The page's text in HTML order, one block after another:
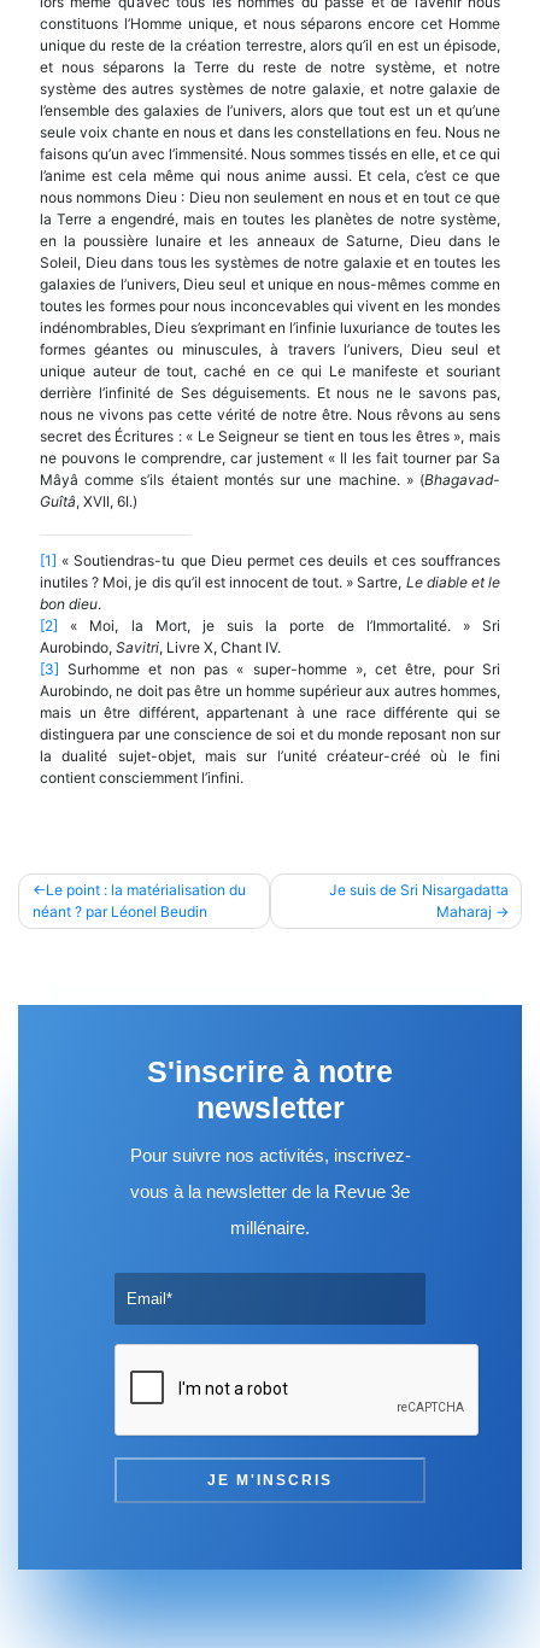
constituons l’Homme unique, et nous séparons encore cet Homme
unique du reste de la création terrestre, alors qu’il en est un épisode,
et nous séparons la Terre du reste de notre système, et notre
système des autres systèmes de notre galaxie, et notre galaxie de
l’ensemble des galaxies de l’univers, alors que tout est un et qu’une
seule voix chante en nous et dans les constellations en feu. Nous ne
faisons qu’un avec l’immensité. Nous sommes tissés en elle, et ce qui
l’anime est cela même qui nous anime aussi. Et cela, c’est ce que
nous nommons Dieu : Dieu non seulement en nous et en tout ce que
la Terre a engendré, mais en toutes les planètes de notre système,
en la poussière lunaire et les anneaux de Saturne, Dieu dans le
Soleil, Dieu dans tous les systèmes de notre galaxie et en toutes les
galaxies de l’univers, Dieu seul et unique en nous-mêmes comme en
toutes les formes pour nous inconcevables qui vivent en les mondes
indénombrables, Dieu s’exprimant en l’infinie luxu­riance de toutes les
formes géantes ou minuscules, à travers l’univers, Dieu seul et
unique auteur de tout, caché en ce qui Le manifeste et souriant
derrière l’infinité de Ses déguisements. Et nous ne le savons pas,
nous ne vivons pas cette vérité de notre être. Nous rêvons au sens
secret des Écritures : « Le Seigneur se tient en tous les êtres », mais
ne pouvons le comprendre, car justement « Il les fait tourner par Sa
Mâyâ comme s’ils étaient montés sur une machine. » (Bhagavad-
Guîtâ, XVII, 6I.)
[1] « Soutiendras-tu que Dieu permet ces deuils et ces souffrances
inutiles ? Moi, je dis qu’il est innocent de tout. » Sartre, Le diable et le
bon dieu.
[2] « Moi, la Mort, je suis la porte de l’Immortalité. » Sri
Aurobindo, Savitri, Livre X, Chant IV.
[3] Surhomme et non pas « super-homme », cet être, pour Sri
Aurobindo, ne doit pas être un homme supérieur aux autres hommes,
mais un être différent, appartenant à une race différente qui se
distinguera par une conscience de soi et du monde reposant non sur
la dualité sujet-objet, mais sur l’unité créateur-créé où le fini
contient consciemment l’infini.
Navigation
de
Le point : la matérialisation du
néant ? par Léonel Beudin
Je suis de Sri Nisargadatta
Maharaj
S'inscrire à notre
newsletter
Pour suivre nos activités, inscrivez-
vous à la newsletter de la Revue 3e
millénaire.